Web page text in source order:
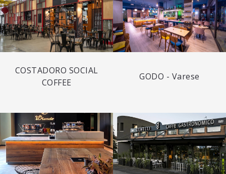
COSTADORO SOCIAL
COFFEE
GODO - Varese